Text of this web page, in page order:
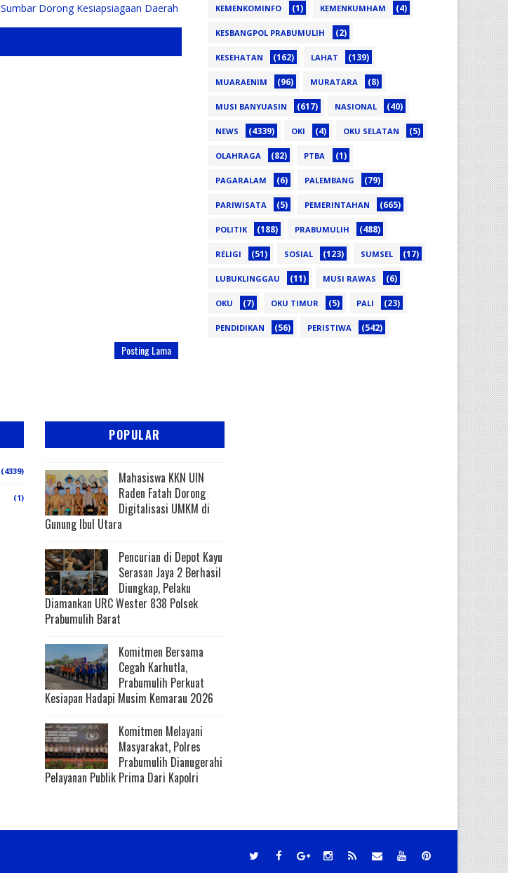
Sumbar Dorong Kesiapsiagaan Daerah
Posting Lama
KEMENKOMINFO (1) KEMENKUMHAM (4)
KESBANGPOL PRABUMULIH (2)
KESEHATAN (162) LAHAT (139)
MUARAENIM (96) MURATARA (8)
MUSI BANYUASIN (617) NASIONAL (40)
NEWS (4339) OKI (4) OKU SELATAN (5)
OLAHRAGA (82) PTBA (1)
PAGARALAM (6) PALEMBANG (79)
PARIWISATA (5) PEMERINTAHAN (665)
POLITIK (188) PRABUMULIH (488)
RELIGI (51) SOSIAL (123) SUMSEL (17)
LUBUKLINGGAU (11) MUSI RAWAS (6)
OKU (7) OKU TIMUR (5) PALI (23)
PENDIDIKAN (56) PERISTIWA (542)
(4339)
(1)
POPULAR
Mahasiswa KKN UIN
Raden Fatah Dorong
Digitalisasi UMKM di
Gunung Ibul Utara
Pencurian di Depot Kayu
Serasan Jaya 2 Berhasil
Diungkap, Pelaku
Diamankan URC Wester 838 Polsek
Prabumulih Barat
Komitmen Bersama
Cegah Karhutla,
Prabumulih Perkuat
Kesiapan Hadapi Musim Kemarau 2026
Komitmen Melayani
Masyarakat, Polres
Prabumulih Dianugerahi
Pelayanan Publik Prima Dari Kapolri